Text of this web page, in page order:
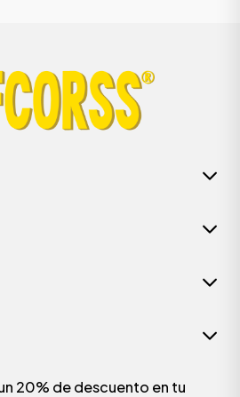
20% de descuento en tu